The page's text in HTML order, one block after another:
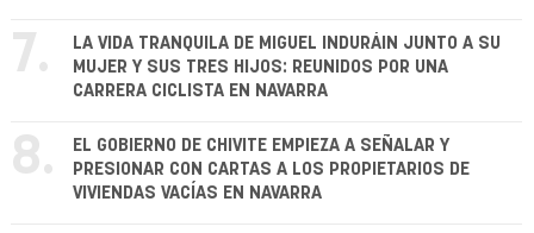
7.
LA VIDA TRANQUILA DE MIGUEL INDURÁIN JUNTO A SU
MUJER Y SUS TRES HIJOS: REUNIDOS POR UNA
CARRERA CICLISTA EN NAVARRA
8.
EL GOBIERNO DE CHIVITE EMPIEZA A SEÑALAR Y
PRESIONAR CON CARTAS A LOS PROPIETARIOS DE
VIVIENDAS VACÍAS EN NAVARRA